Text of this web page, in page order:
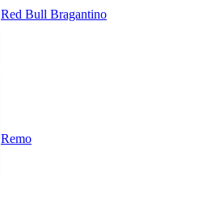
Red Bull Bragantino
Remo